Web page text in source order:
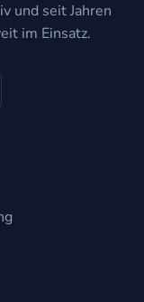
und seit Jahren
im Einsatz.